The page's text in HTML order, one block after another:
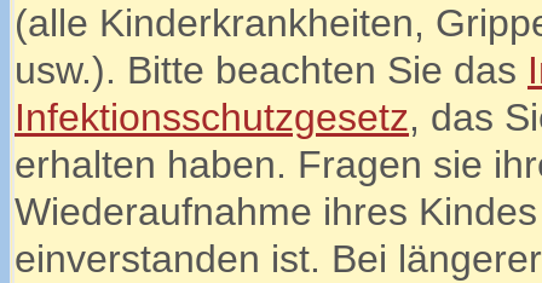
(alle Kinderkrankheiten,
usw.). Bitte beachten Sie das
Infektionsschutzgesetz, das
erhalten haben. Fragen sie
Wiederaufnahme ihres
einverstanden ist. Bei